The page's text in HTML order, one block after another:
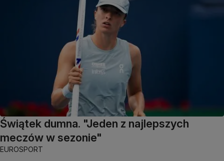
Świątek dumna. "Jeden z najlepszych
meczów w sezonie"
EUROSPORT